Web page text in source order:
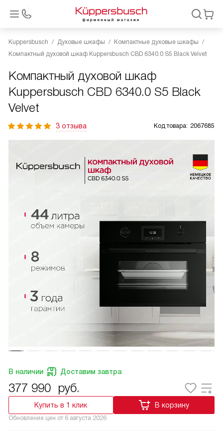
Kuppersbusch Духовые шкафы
Компактные духовые шкафы
Компактный духовой шкаф Kuppersbusch CBD 6340.0 S5 Black Velvet
Компактный духовой шкаф
Kuppersbusch CBD 6340.0 S5 Black
Velvet
3 отзыва Код товара: 2067685
В наличии Доставим завтра
377 990 руб.
Купить в 1 клик В корзину
Обновление цен от 6 августа 2026